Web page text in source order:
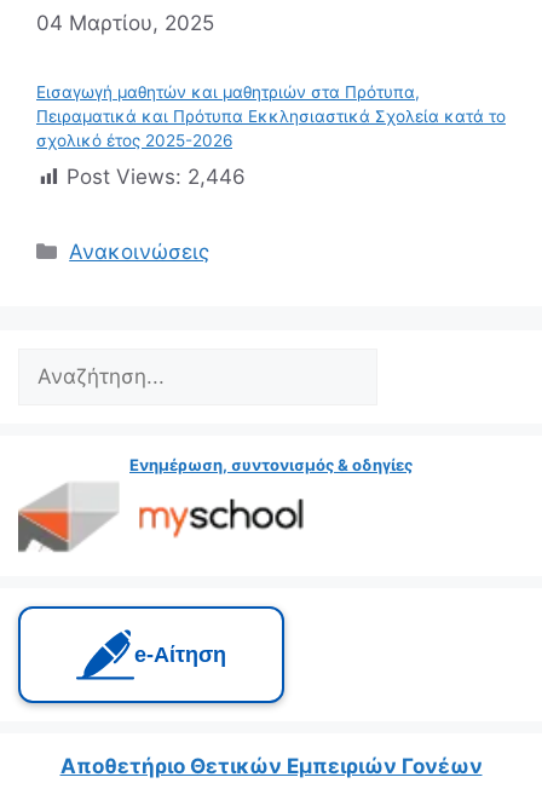
04 Μαρτίου, 2025
Εισαγωγή μαθητών και μαθητριών στα Πρότυπα,
Πειραματικά και Πρότυπα Εκκλησιαστικά Σχολεία κατά το
σχολικό έτος 2025-2026
Post Views: 2,446
Κατηγορίες
Ανακοινώσεις
Search
Ενημέρωση, συντονισμός & οδηγίες
e‑Αίτηση
Αποθετήριο Θετικών Εμπειριών Γονέων